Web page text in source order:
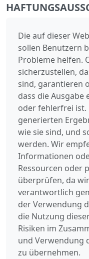
Die auf dieser
sollen Benutzern
Probleme helfen.
sicherzustellen,
sind, garantieren
dass die Ausgabe
oder fehlerfrei ist.
generierten
wie sie sind, und
werden. Wir
Informationen
Ressourcen oder
überprüfen, da
verantwortlich
der Verwendung
die Nutzung
Risiken im
und Verwendung
zu übernehmen.